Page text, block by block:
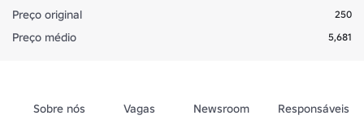
Preço original
250
Preço médio 5,681
Sobre nós Vagas Newsroom Responsáveis